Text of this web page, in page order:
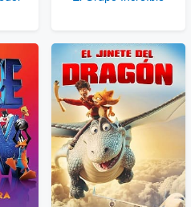
Cuenta VIP Aquí!